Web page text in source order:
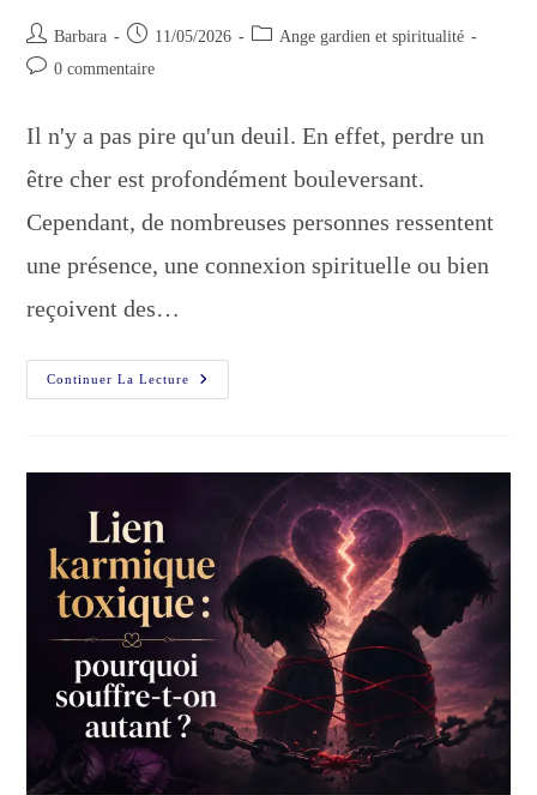
Auteur/autrice
de
Barbara
Publication
publiée :
11/05/2026
Post Ange gardien et spiritualité
Commentaires
publication :
0 commentaire
Il n'y a pas pire qu'un deuil. En effet, perdre un
être cher est profondément bouleversant.
Cependant, de nombreuses personnes ressentent
une présence, une connexion spirituelle ou bien
reçoivent des…
Continuer La Lecture
Comment
Communiquer